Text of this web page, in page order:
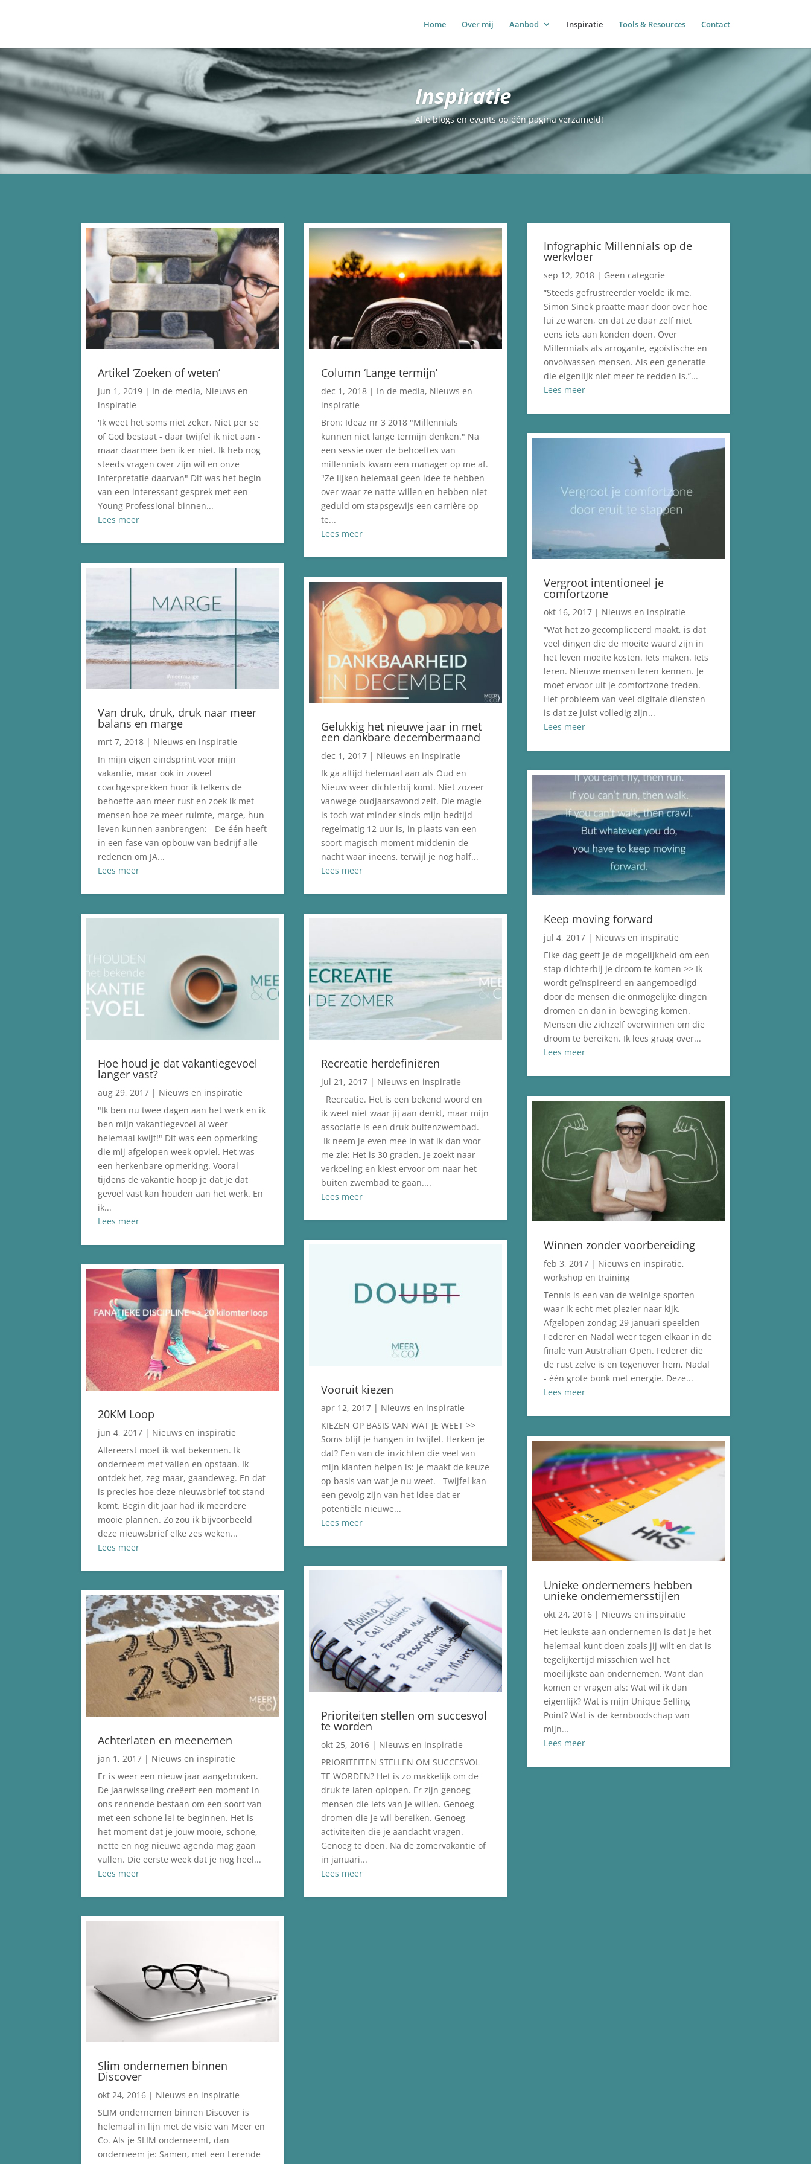
Home Over mij Aanbod Inspiratie Tools & Resources Contact
Inspiratie
Alle blogs en events op één pagina verzameld!
Artikel ‘Zoeken of weten’
jun 1, 2019 | In de media, Nieuws en
inspiratie
'Ik weet het soms niet zeker. Niet per se
of God bestaat - daar twijfel ik niet aan -
maar daarmee ben ik er niet. Ik heb nog
steeds vragen over zijn wil en onze
interpretatie daarvan" Dit was het begin
van een interessant gesprek met een
Young Professional binnen...
Lees meer
Van druk, druk, druk naar meer
balans en marge
mrt 7, 2018 | Nieuws en inspiratie
In mijn eigen eindsprint voor mijn
vakantie, maar ook in zoveel
coachgesprekken hoor ik telkens de
behoefte aan meer rust en zoek ik met
mensen hoe ze meer ruimte, marge, hun
leven kunnen aanbrengen: - De één heeft
in een fase van opbouw van bedrijf alle
redenen om JA...
Lees meer
Hoe houd je dat vakantiegevoel
langer vast?
aug 29, 2017 | Nieuws en inspiratie
"Ik ben nu twee dagen aan het werk en ik
ben mijn vakantiegevoel al weer
helemaal kwijt!" Dit was een opmerking
die mij afgelopen week opviel. Het was
een herkenbare opmerking. Vooral
tijdens de vakantie hoop je dat je dat
gevoel vast kan houden aan het werk. En
ik...
Lees meer
20KM Loop
jun 4, 2017 | Nieuws en inspiratie
Allereerst moet ik wat bekennen. Ik
onderneem met vallen en opstaan. Ik
ontdek het, zeg maar, gaandeweg. En dat
is precies hoe deze nieuwsbrief tot stand
komt. Begin dit jaar had ik meerdere
mooie plannen. Zo zou ik bijvoorbeeld
deze nieuwsbrief elke zes weken...
Lees meer
Achterlaten en meenemen
jan 1, 2017 | Nieuws en inspiratie
Er is weer een nieuw jaar aangebroken.
De jaarwisseling creëert een moment in
ons rennende bestaan om een soort van
met een schone lei te beginnen. Het is
het moment dat je jouw mooie, schone,
nette en nog nieuwe agenda mag gaan
vullen. Die eerste week dat je nog heel...
Lees meer
Slim ondernemen binnen
Discover
okt 24, 2016 | Nieuws en inspiratie
SLIM ondernemen binnen Discover is
helemaal in lijn met de visie van Meer en
Co. Als je SLIM onderneemt, dan
onderneem je: Samen, met een Lerende
Column ‘Lange termijn’
dec 1, 2018| In de media, Nieuws en
inspiratie
Bron: Ideaz nr 3 2018 "Millennials
kunnen niet lange termijn denken." Na
een sessie over de behoeftes van
millennials kwam een manager op me af.
"Ze lijken helemaal geen idee te hebben
over waar ze natte willen en hebben niet
geduld om stapsgewijs een carrière op
te...
Lees meer
Gelukkig het nieuwe jaar in met
een dankbare decembermaand
dec 1, 2017| Nieuws en inspiratie
Ik ga altijd helemaal aan als Oud en
Nieuw weer dichterbij komt. Niet zozeer
vanwege oudjaarsavond zelf. Die magie
is toch wat minder sinds mijn bedtijd
regelmatig 12 uur is, in plaats van een
soort magisch moment middenin de
nacht waar ineens, terwijl je nog half...
Lees meer
Recreatie herdefiniëren
jul 21, 2017| Nieuws en inspiratie
Recreatie. Het is een bekend woord en
ik weet niet waar jij aan denkt, maar mijn
associatie is een druk buitenzwembad.
Ik neem je even mee in wat ik dan voor
me zie: Het is 30 graden. Je zoekt naar
verkoeling en kiest ervoor om naar het
buiten zwembad te gaan....
Lees meer
Vooruit kiezen
apr 12, 2017| Nieuws en inspiratie
KIEZEN OP BASIS VAN WAT JE WEET >>
Soms blijf je hangen in twijfel. Herken je
dat? Een van de inzichten die veel van
mijn klanten helpen is: Je maakt de keuze
op basis van wat je nu weet. Twijfel kan
een gevolg zijn van het idee dat er
potentiële nieuwe...
Lees meer
Prioriteiten stellen om succesvol
te worden
okt 25, 2016| Nieuws en inspiratie
PRIORITEITEN STELLEN OM SUCCESVOL
TE WORDEN? Het is zo makkelijk om de
druk te laten oplopen. Er zijn genoeg
mensen die iets van je willen. Genoeg
dromen die je wil bereiken. Genoeg
activiteiten die je aandacht vragen.
Genoeg te doen. Na de zomervakantie of
in januari...
Lees meer
Infographic Millennials op de
werkvloer
sep 12, 2018| Geen categorie
“Steeds gefrustreerder voelde ik me.
Simon Sinek praatte maar door over hoe
lui ze waren, en dat ze daar zelf niet
eens iets aan konden doen. Over
Millennials als arrogante, egoïstische en
onvolwassen mensen. Als een generatie
die eigenlijk niet meer te redden is.”...
Lees meer
Vergroot intentioneel je
comfortzone
okt 16, 2017| Nieuws en inspiratie
“Wat het zo gecompliceerd maakt, is dat
veel dingen die de moeite waard zijn in
het leven moeite kosten. Iets maken. Iets
leren. Nieuwe mensen leren kennen. Je
moet ervoor uit je comfortzone treden.
Het probleem van veel digitale diensten
is dat ze juist volledig zijn...
Lees meer
Keep moving forward
jul 4, 2017| Nieuws en inspiratie
Elke dag geeft je de mogelijkheid om een
stap dichterbij je droom te komen >> Ik
wordt geïnspireerd en aangemoedigd
door de mensen die onmogelijke dingen
dromen en dan in beweging komen.
Mensen die zichzelf overwinnen om die
droom te bereiken. Ik lees graag over...
Lees meer
Winnen zonder voorbereiding
feb 3, 2017| Nieuws en inspiratie,
workshop en training
Tennis is een van de weinige sporten
waar ik echt met plezier naar kijk.
Afgelopen zondag 29 januari speelden
Federer en Nadal weer tegen elkaar in de
finale van Australian Open. Federer die
de rust zelve is en tegenover hem, Nadal
- één grote bonk met energie. Deze...
Lees meer
Unieke ondernemers hebben
unieke ondernemersstijlen
okt 24, 2016| Nieuws en inspiratie
Het leukste aan ondernemen is dat je het
helemaal kunt doen zoals jij wilt en dat is
tegelijkertijd misschien wel het
moeilijkste aan ondernemen. Want dan
komen er vragen als: Wat wil ik dan
eigenlijk? Wat is mijn Unique Selling
Point? Wat is de kernboodschap van
mijn...
Lees meer